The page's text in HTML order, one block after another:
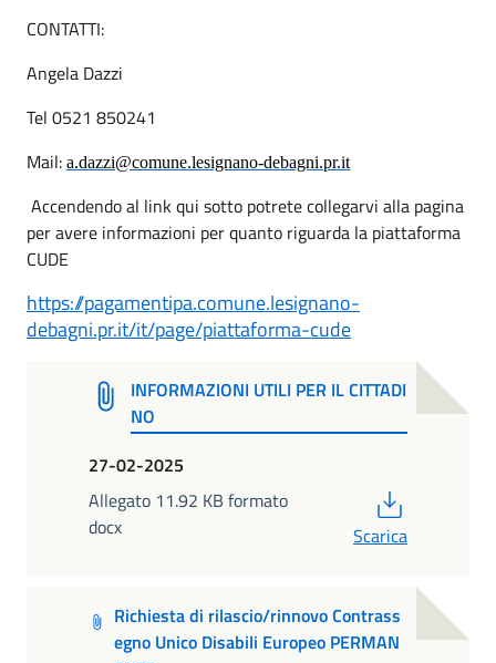
CONTATTI:
Angela Dazzi
Tel 0521 850241
Mail: a.dazzi@comune.lesignano-debagni.pr.it
Accendendo al link qui sotto potrete collegarvi alla pagina
per avere informazioni per quanto riguarda la piattaforma
CUDE
https://pagamentipa.comune.lesignano-
debagni.pr.it/it/page/piattaforma-cude
INFORMAZIONI UTILI PER IL CITTADI
NO
27-02-2025
Allegato 11.92 KB formato
docx
Scarica
Richiesta di rilascio/rinnovo Contrass
egno Unico Disabili Europeo PERMAN